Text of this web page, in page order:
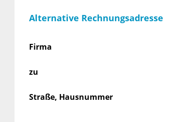
Alternative Rechnungsadresse
Firma
zu
Straße, Hausnummer